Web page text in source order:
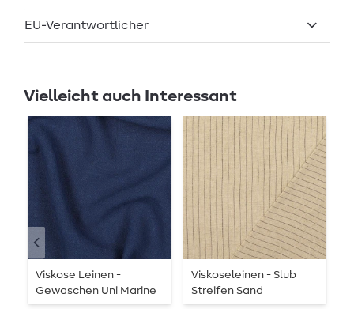
EU-Verantwortlicher
Vielleicht auch Interessant
Viskose Leinen -
Gewaschen Uni Marine
Viskoseleinen - Slub
Streifen Sand